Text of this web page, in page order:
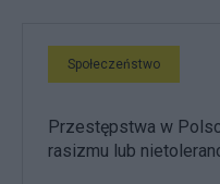
Społeczeństwo
Przestępstwa w
rasizmu lub